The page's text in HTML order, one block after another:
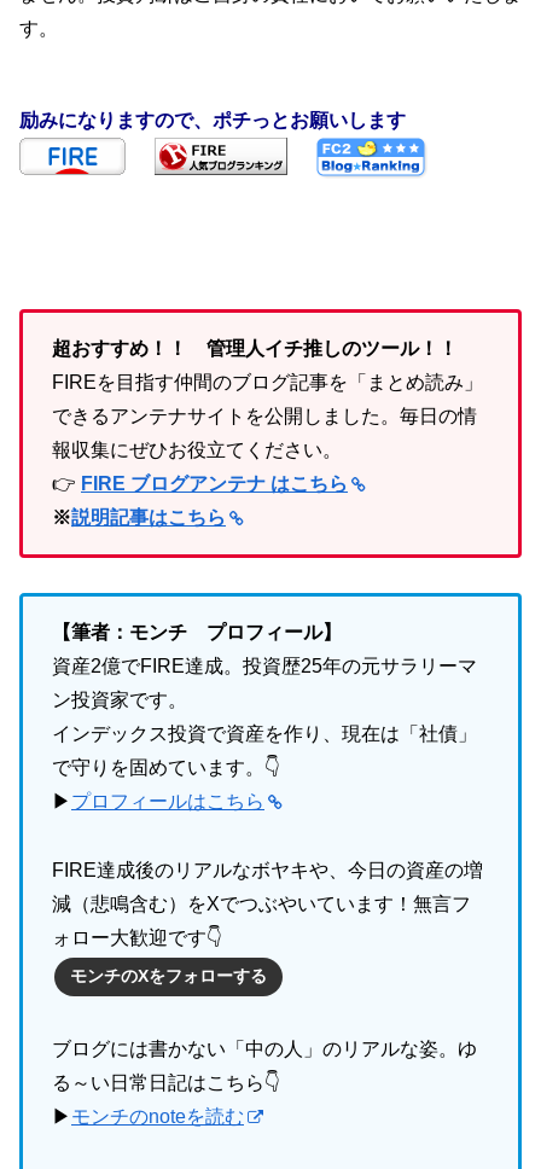
す。
励みになりますので、ポチっとお願いします
超おすすめ！！ 管理人イチ推しのツール！！
FIREを目指す仲間のブログ記事を「まとめ読み」
できるアンテナサイトを公開しました。毎日の情
報収集にぜひお役立てください。
👉 FIRE ブログアンテナ はこちら
※説明記事はこちら
【筆者：モンチ プロフィール】
資産2億でFIRE達成。投資歴25年の元サラリーマ
ン投資家です。
インデックス投資で資産を作り、現在は「社債」
で守りを固めています。👇
▶ プロフィールはこちら
FIRE達成後のリアルなボヤキや、今日の資産の増
減（悲鳴含む）をXでつぶやいています！無言フ
ォロー大歓迎です👇
モンチのXをフォローする
ブログには書かない「中の人」のリアルな姿。ゆ
る～い日常日記はこちら👇
▶ モンチのnoteを読む